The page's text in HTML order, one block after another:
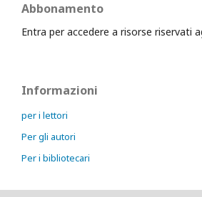
Abbonamento
Entra per accedere a risorse riservati
Informazioni
per i lettori
Per gli autori
Per i bibliotecari